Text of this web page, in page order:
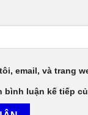
email, và trang
bình luận kế tiếp